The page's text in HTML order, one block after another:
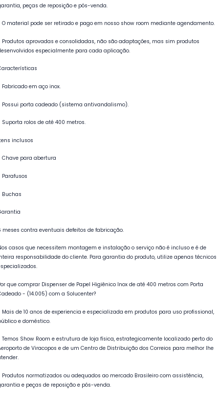
peças de reposição e pós-venda.
O material pode ser retirado e pago em nosso show room mediante agendamento.
Produtos aprovadas e consolidadas, não são adaptações, mas sim produtos
especialmente para cada aplicação.
em aço inox.
Possui porta cadeado (sistema antivandalismo).
Suporta rolos de até 400 metros.
inclusos
Chave para abertura
Buchas
meses contra eventuais defeitos de fabricação.
casos que necessitem montagem e instalação o serviço não é incluso e é de
responsabilidade do cliente. Para garantia do produto, utilize apenas técnicos
que comprar Dispenser de Papel Higiênico Inox de até 400 metros com Porta
- (14.005) com a Solucenter?
Mais de 10 anos de experiencia e especializada em produtos para uso profissional,
e doméstico.
Temos Show Room e estrutura de loja física, estrategicamente localizado perto do
de Viracopos e de um Centro de Distribuição dos Correios para melhor lhe
Produtos normatizados ou adequados ao mercado Brasileiro com assistência,
e peças de reposição e pós-venda.